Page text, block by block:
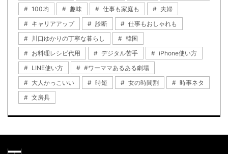
100均
趣味 仕事も家庭も
夫婦
キャリアアップ
診断
仕事もおしゃれも
川口ゆかりの丁寧な暮らし
韓国
お料理レシピ代用
デジタル苦手
iPhone使い方
LINE使い方
#ワーママあるある劇場
大人かっこいい
時短 女の時間割
時事ネタ
文房具